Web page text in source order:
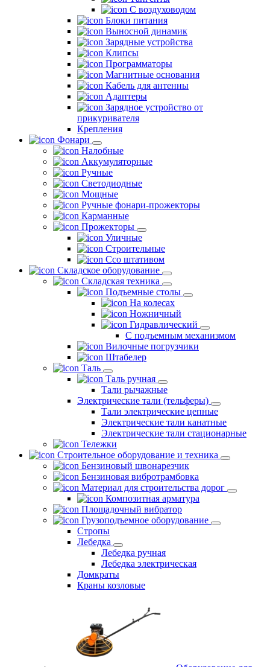
С воздуховодом
Блоки питания
Выносной динамик
Зарядные устройства
Клипсы
Программаторы
Магнитные основания
Кабель для антенны
Адаптеры
Зарядное устройство от
прикуривателя
Крепления
Фонари
Налобные
Аккумуляторные
Ручные
Светодиодные
Мощные
Ручные фонари-прожекторы
Карманные
Прожекторы
Уличные
Строительные
Ссо штативом
Складское оборудование
Складская техника
Подъемные столы
На колесах
Ножничный
Гидравлический
С подъемным механизмом
Вилочные погрузчики
Штабелер
Таль
Таль ручная
Тали рычажные
Электрические тали (тельферы)
Тали электрические цепные
Электрические тали канатные
Электрические тали стационарные
Тележки
Строительное оборудование и техника
Бензиновый швонарезчик
Бензиновая вибротрамбовка
Материал для строительства дорог
Композитная арматура
Площадочный вибратор
Грузоподъемное оборудование
Стропы
Лебедка
Лебедка ручная
Лебедка электрическая
Домкраты
Краны козловые